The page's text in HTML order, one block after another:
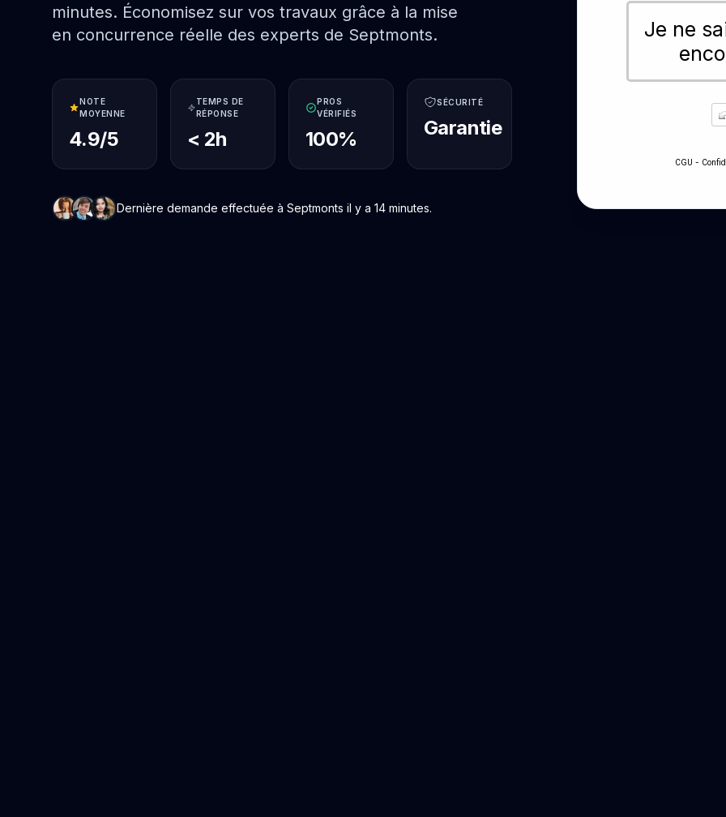
minutes. Économisez sur vos travaux grâce à la mise
en concurrence réelle des experts de Septmonts.
NOTE
MOYENNE
4.9/5
TEMPS DE
RÉPONSE
< 2h
PROS
VÉRIFIÉS
100%
SÉCURITÉ
Garantie
Dernière demande effectuée à Septmonts il y a 14 minutes.
Je ne
CGU -